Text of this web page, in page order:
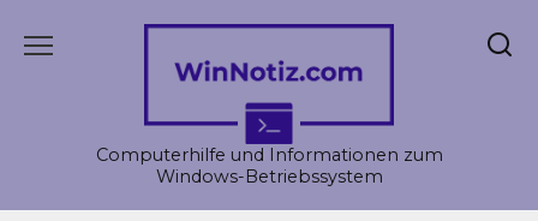
Computerhilfe und Informationen zum
Windows-Betriebssystem